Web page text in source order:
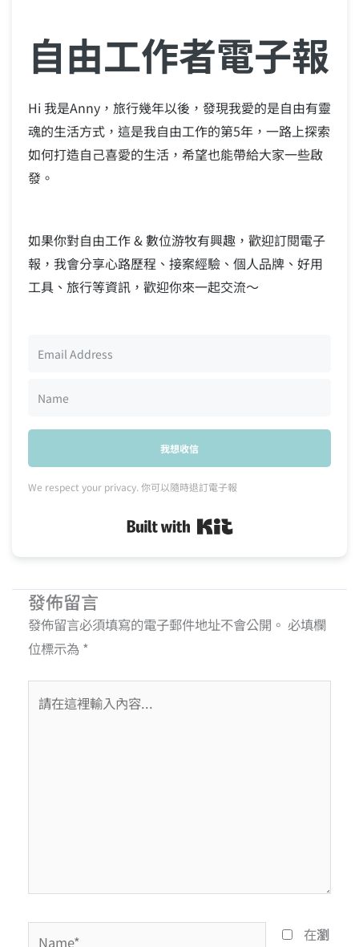
自由工作者電子報
Hi 我是Anny，旅行幾年以後，發現我愛的是自由有靈
魂的生活方式，這是我自由工作的第5年，一路上探索
如何打造自己喜愛的生活，希望也能帶給大家一些啟
發。
如果你對自由工作 & 數位游牧有興趣，歡迎訂閱電子
報，我會分享心路歷程、接案經驗、個人品牌、好用
工具、旅行等資訊，歡迎你來一起交流～
我想收信
We respect your privacy. 你可以隨時退訂電子報
Built with Kit
發佈留言
發佈留言必須填寫的電子郵件地址不會公開。 必填欄
位標示為 *
在瀏